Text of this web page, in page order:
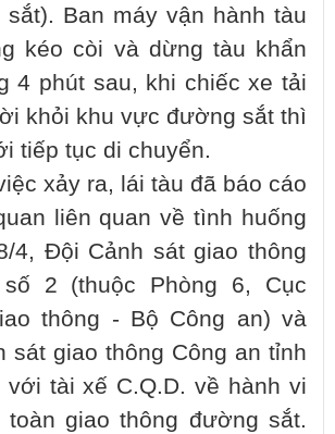
Ban máy vận hành tàu
kéo còi và dừng tàu khẩn
4 phút sau, khi chiếc xe tải
khỏi khu vực đường sắt thì
tiếp tục di chuyển.
xảy ra, lái tàu đã báo cáo
liên quan về tình huống
4, Đội Cảnh sát giao thông
2 (thuộc Phòng 6, Cục
thông - Bộ Công an) và
sát giao thông Công an tỉnh
tài xế C.Q.D. về hành vi
giao thông đường sắt.